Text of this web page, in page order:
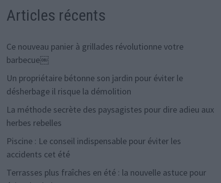
Articles récents
Ce nouveau panier à grillades révolutionne votre
barbecue￼
Un propriétaire bétonne son jardin pour éviter le
désherbage il risque la démolition
La méthode secrète des paysagistes pour dire adieu aux
herbes rebelles
Piscine : Le conseil indispensable pour éviter les
accidents cet été
Terrasses plus fraîches en été : la nouvelle astuce pour